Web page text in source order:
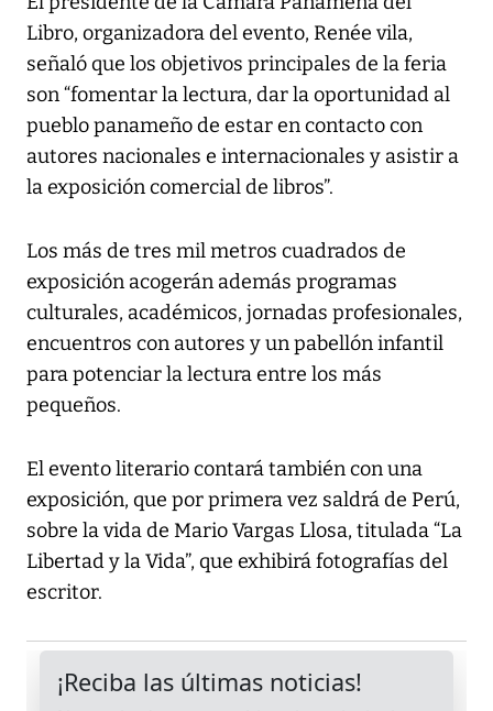
Libro, organizadora del evento, Renée vila,
señaló que los objetivos principales de la feria
son “fomentar la lectura, dar la oportunidad al
pueblo panameño de estar en contacto con
autores nacionales e internacionales y asistir a
la exposición comercial de libros”.
Los más de tres mil metros cuadrados de
exposición acogerán además programas
culturales, académicos, jornadas profesionales,
encuentros con autores y un pabellón infantil
para potenciar la lectura entre los más
pequeños.
El evento literario contará también con una
exposición, que por primera vez saldrá de Perú,
sobre la vida de Mario Vargas Llosa, titulada “La
Libertad y la Vida”, que exhibirá fotografías del
escritor.